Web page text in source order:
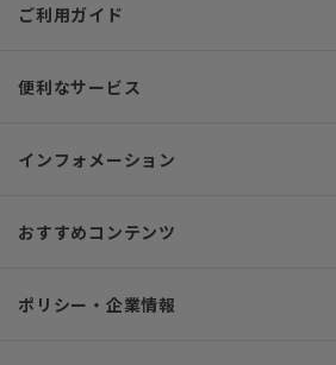
ご利用ガイド
便利なサービス
インフォメーション
おすすめコンテンツ
ポリシー・企業情報